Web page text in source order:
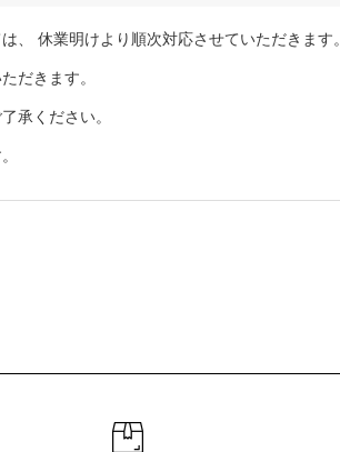
、 休業明けより順次対応させていただきます。
だきます。
承ください。